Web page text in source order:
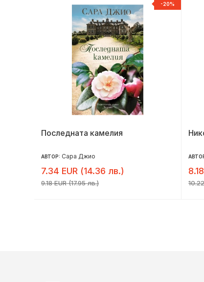
-20%
Последната камелия
АВТОР: Сара Джио
7.34 EUR (14.36 лв.)
9.18 EUR (17.95 лв.)